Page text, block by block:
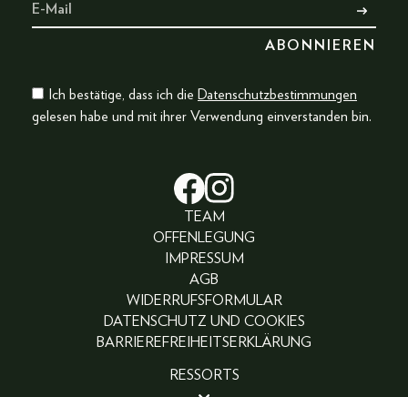
Ich bestätige, dass ich die Datenschutzbestimmungen
gelesen habe und mit ihrer Verwendung einverstanden bin.
TEAM
OFFENLEGUNG
IMPRESSUM
AGB
WIDERRUFSFORMULAR
DATENSCHUTZ UND COOKIES
BARRIEREFREIHEITSERKLÄRUNG
RESSORTS